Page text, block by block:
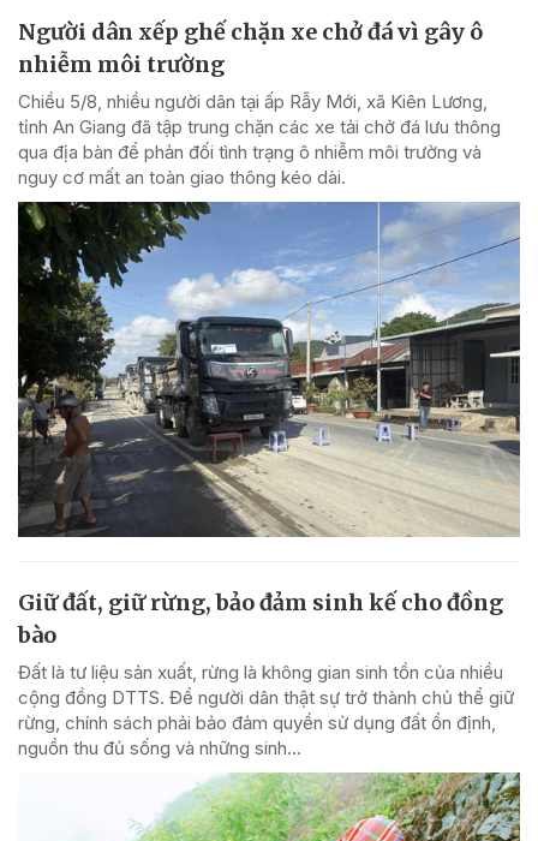
Người dân xếp ghế chặn xe chở đá vì gây ô
nhiễm môi trường
Chiều 5/8, nhiều người dân tại ấp Rẫy Mới, xã Kiên Lương,
tỉnh An Giang đã tập trung chặn các xe tải chở đá lưu thông
qua địa bàn để phản đối tình trạng ô nhiễm môi trường và
nguy cơ mất an toàn giao thông kéo dài.
Giữ đất, giữ rừng, bảo đảm sinh kế cho đồng
bào
Đất là tư liệu sản xuất, rừng là không gian sinh tồn của nhiều
cộng đồng DTTS. Để người dân thật sự trở thành chủ thể giữ
rừng, chính sách phải bảo đảm quyền sử dụng đất ổn định,
nguồn thu đủ sống và những sinh...